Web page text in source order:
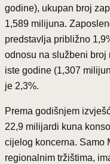
godine), ukupan broj
1,589 milijuna.
predstavlja približno
odnosu na službeni broj
iste godine (1,307
je 2,3%.
Prema godišnjem
22,9 milijardi kuna
cijelog koncerna. Samo
regionalnim tržištima,